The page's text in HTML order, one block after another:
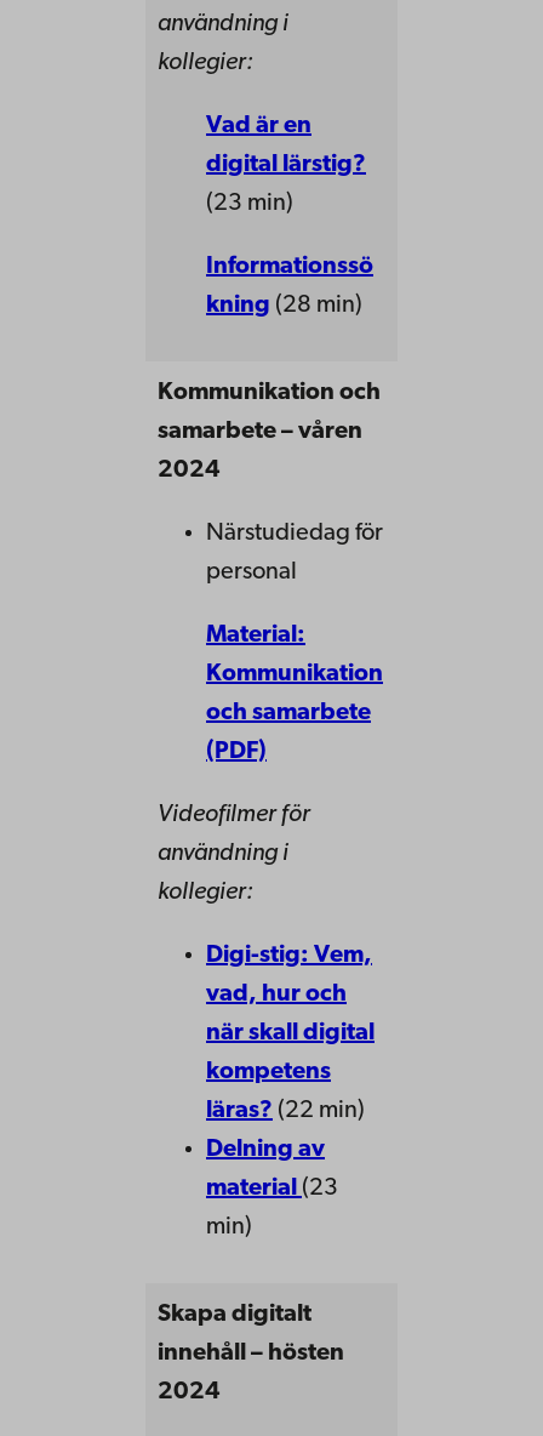
användning i
kollegier:
Vad är en
digital lärstig?
(23 min)
Informationssö
kning (28 min)
Kommunikation och
samarbete – våren
2024
Närstudiedag för
personal
Material:
Kommunikation
och samarbete
(PDF)
Videofilmer för
användning i
kollegier:
Digi-stig: Vem,
vad, hur och
när skall digital
kompetens
läras? (22 min)
Delning av
material (23
min)
Skapa digitalt
innehåll – hösten
2024